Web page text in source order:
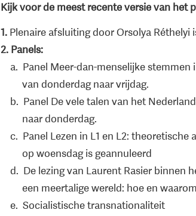
Kijk voor de meest recente versie van het
1.Plenaire afsluiting door Orsolya Réthelyi
2. Panels:
a. Panel Meer-dan-menselijke stemmen
van donderdag naar vrijdag.
b. Panel De vele talen van het
naar donderdag.
c. Panel Lezen in L1 en L2:
op woensdag is geannuleerd
d. De lezing van Laurent Rasier binnen
een meertalige wereld: hoe en
e. Socialistische transnationaliteit